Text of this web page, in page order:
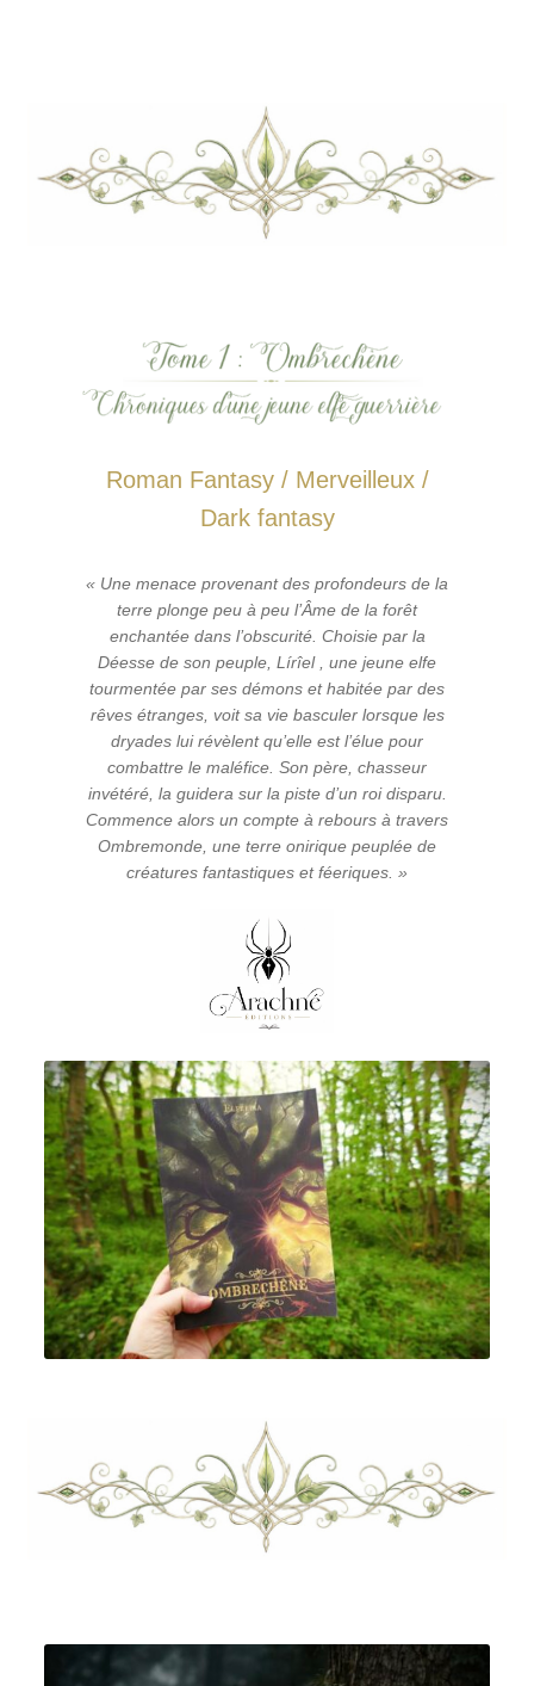
Roman Fantasy / Merveilleux /
Dark fantasy
« Une menace provenant des profondeurs de la
terre plonge peu à peu l’Âme de la forêt
enchantée dans l’obscurité. Choisie par la
Déesse de son peuple, Lírîel , une jeune elfe
tourmentée par ses démons et habitée par des
rêves étranges, voit sa vie basculer lorsque les
dryades lui révèlent qu’elle est l’élue pour
combattre le maléfice. Son père, chasseur
invétéré, la guidera sur la piste d’un roi disparu.
Commence alors un compte à rebours à travers
Ombremonde, une terre onirique peuplée de
créatures fantastiques et féeriques. »